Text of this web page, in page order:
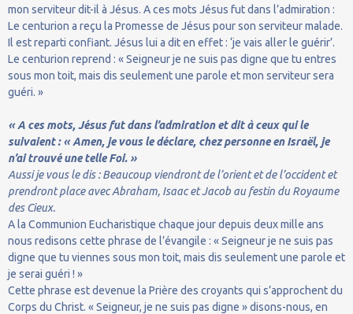
mon serviteur dit-il à Jésus. A ces mots Jésus fut dans l’admiration :
Le centurion a reçu la Promesse de Jésus pour son serviteur malade.
Il est reparti confiant. Jésus lui a dit en effet : ‘je vais aller le guérir’.
Le centurion reprend : « Seigneur je ne suis pas digne que tu entres
sous mon toit, mais dis seulement une parole et mon serviteur sera
guéri. »
« A ces mots, Jésus fut dans l’admiration et dit à ceux qui le
suivaient : « Amen, je vous le déclare, chez personne en Israël, je
n’ai trouvé une telle Foi. »
Aussi je vous le dis : Beaucoup viendront de l’orient et de l’occident et
prendront place avec Abraham, Isaac et Jacob au festin du Royaume
des Cieux.
A la Communion Eucharistique chaque jour depuis deux mille ans
nous redisons cette phrase de l’évangile : « Seigneur je ne suis pas
digne que tu viennes sous mon toit, mais dis seulement une parole et
je serai guéri ! »
Cette phrase est devenue la Prière des croyants qui s’approchent du
Corps du Christ. « Seigneur, je ne suis pas digne » disons-nous, en